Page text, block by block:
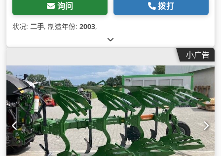
询问 拨打
状况: 二手, 制造年份: 2003,
小广告